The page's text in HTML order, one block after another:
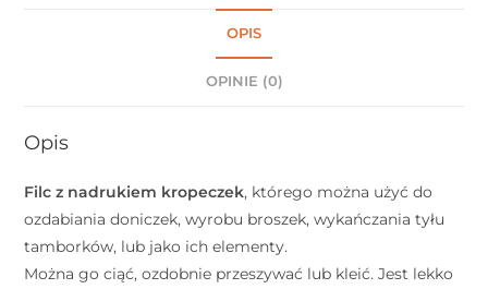
OPIS
OPINIE (0)
Opis
Filc z nadrukiem kropeczek, którego można użyć do
ozdabiania doniczek, wyrobu broszek, wykańczania tyłu
tamborków, lub jako ich elementy.
Można go ciąć, ozdobnie przeszywać lub kleić. Jest lekko